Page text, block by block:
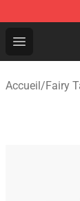
Open menu
Fairy
Accueil/Fairy